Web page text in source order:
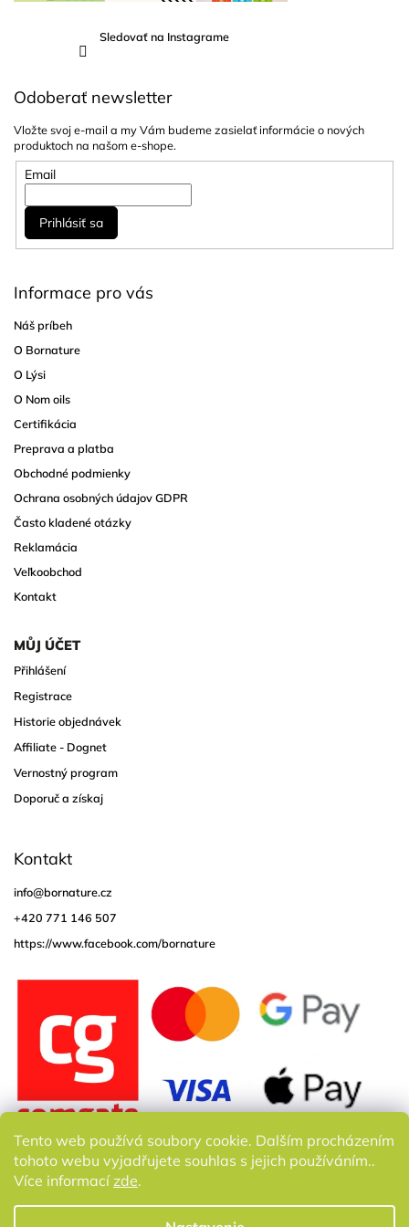
Tento web používá soubory cookie. Dalším procházením
tohoto webu vyjadřujete souhlas s jejich používáním..
Více informacízde.
Sledovať na Instagrame
Odoberať newsletter
Vložte svoj e-mail a my Vám budeme zasielať informácie o nových
produktoch na našom e-shope.
Email
Prihlásiť sa
Informace pro vás
Náš príbeh
O Bornature
O Lýsi
O Nom oils
Certifikácia
Preprava a platba
Obchodné podmienky
Ochrana osobných údajov GDPR
Často kladené otázky
Reklamácia
Veľkoobchod
Kontakt
MŮJ ÚČET
Přihlášení
Registrace
Historie objednávek
Affiliate - Dognet
Vernostný program
Doporuč a získaj
Kontakt
info@bornature.cz
+420 771 146 507
https://www.facebook.com/bornature